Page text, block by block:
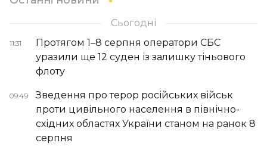
Сьогодні
11:31
Протягом 1–8 серпня оператори СБС
уразили ще 12 суден із залишку тіньового
флоту
09:49
Зведення про терор російських військ
проти цивільного населення в північно-
східних областях України станом на ранок 8
серпня